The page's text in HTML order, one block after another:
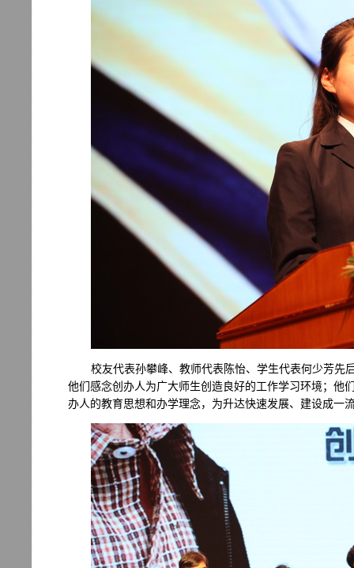
校友代表孙攀峰、教师代表陈怡、学生代表何少芳先
他们感念创办人为广大师生创造良好的工作学习环境；他
办人的教育思想和办学理念，为升达快速发展、建设成一